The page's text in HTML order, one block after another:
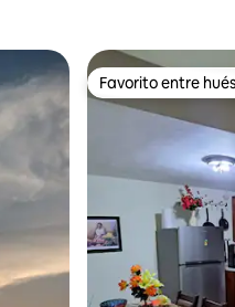
Favorito entre
Favorito entre